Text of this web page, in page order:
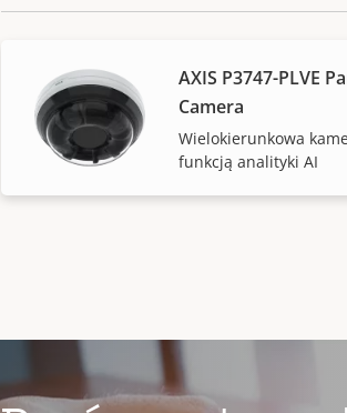
AXIS P3747-PLVE
Camera
Wielokierunkowa
funkcją analityki AI